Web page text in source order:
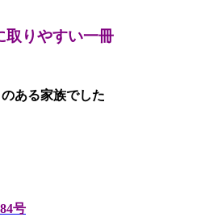
りやすい一冊
ある家族でした
号